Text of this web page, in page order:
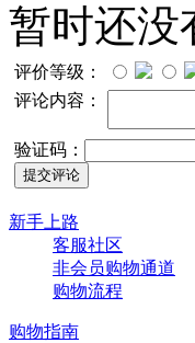
暂时还没
评价等级：
评论内容：
验证码：
新手上路
客服社区
非会员购物通道
购物流程
购物指南